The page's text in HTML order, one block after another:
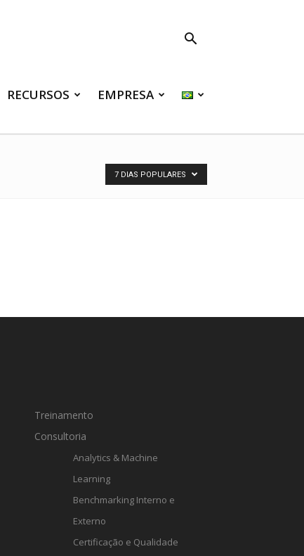
RECURSOS EMPRESA
7 DIAS POPULARES
Treinamento
Consultoria
Analytics & Machine
Learning
Benchmarking Interno e
Externo
Certificação e Qualidade